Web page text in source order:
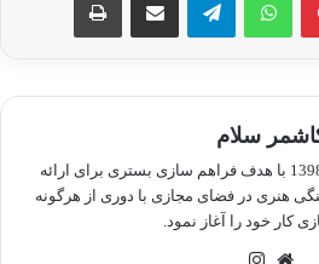
سلام
رسانه کاشمر سلام، از سال 1398 با هدف فراهم سازی بستری برای ارائه
هنری در فضای مجازی با دوری از هرگونه
کار خود را آغاز نمود.
وبسایت